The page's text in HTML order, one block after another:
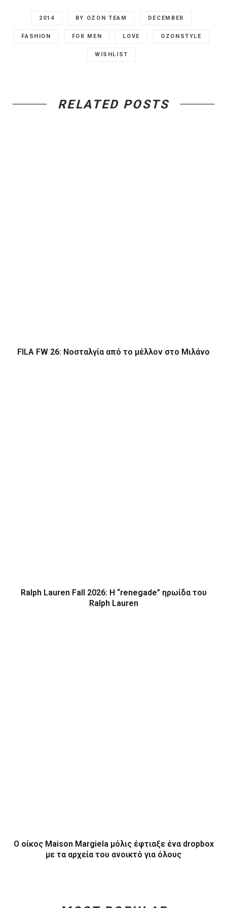
2014 BY OZON TEAM DECEMBER
FASHION FOR MEN LOVE OZONSTYLE
WISHLIST
RELATED POSTS
FILA FW 26: Νοσταλγία από το μέλλον στο Μιλάνο
Ralph Lauren Fall 2026: Η “renegade” ηρωίδα του
Ralph Lauren
Ο οίκος Maison Margiela μόλις έφτιαξε ένα dropbox
με τα αρχεία του ανοικτό για όλους